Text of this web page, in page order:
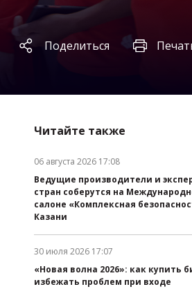
Поделиться
Читайте также
06 августа 2026 17:08
Ведущие производители и
стран соберутся на
салоне «Комплексная
Казани
30 июля 2026 17:07
«Новая волна 2026»: как купить
избежать проблем при входе